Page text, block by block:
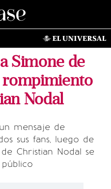
Simone de
rompimiento
Nodal
mensaje de
sus fans, luego de
Christian Nodal se